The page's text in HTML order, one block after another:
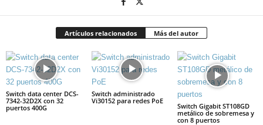
Artículos relacionados Más del autor
Switch data center DCS-
7342-32D2X con 32
puertos 400G
Switch administrado
Vi30152 para redes PoE
Switch Gigabit ST108GD
metálico de sobremesa y
con 8 puertos